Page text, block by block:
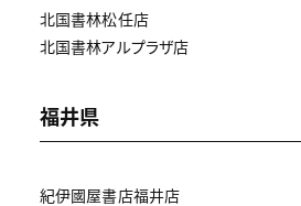
北国書林松任店
北国書林アルプラザ店
福井県
紀伊國屋書店福井店